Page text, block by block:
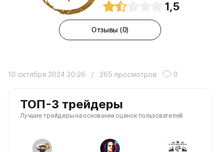
1,5
Отзывы (0)
10 октября 2024 20:26 / 265 просмотров 0
ТОП-3 трейдеры
Лучшие трейдеры на основании оценок пользователей